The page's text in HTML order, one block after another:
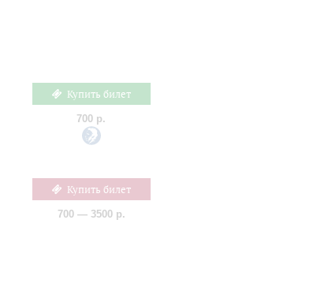
Купить билет
700 р.
Купить билет
700 — 3500 р.